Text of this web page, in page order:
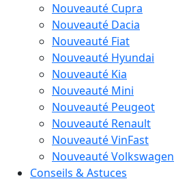
Nouveauté Cupra
Nouveauté Dacia
Nouveauté Fiat
Nouveauté Hyundai
Nouveauté Kia
Nouveauté Mini
Nouveauté Peugeot
Nouveauté Renault
Nouveauté VinFast
Nouveauté Volkswagen
Conseils & Astuces